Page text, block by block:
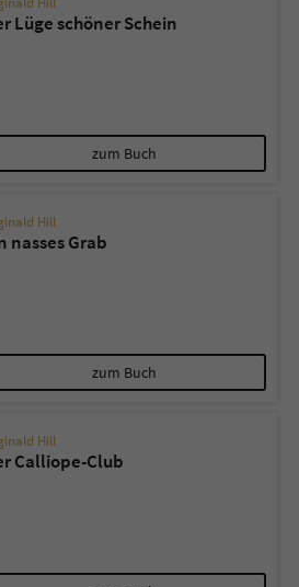
Lüge schöner Schein
zum Buch
Hill
nasses Grab
zum Buch
Hill
Calliope-Club